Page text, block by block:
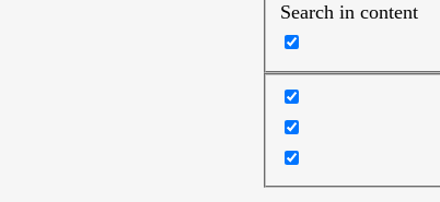
Search in content